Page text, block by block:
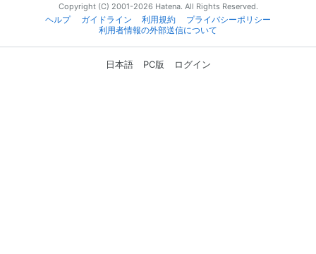
Copyright (C) 2001-2026 Hatena. All Rights Reserved.
ヘルプ
ガイドライン 利用規約
プライバシーポリシー
利用者情報の外部送信について
日本語 PC版 ログイン